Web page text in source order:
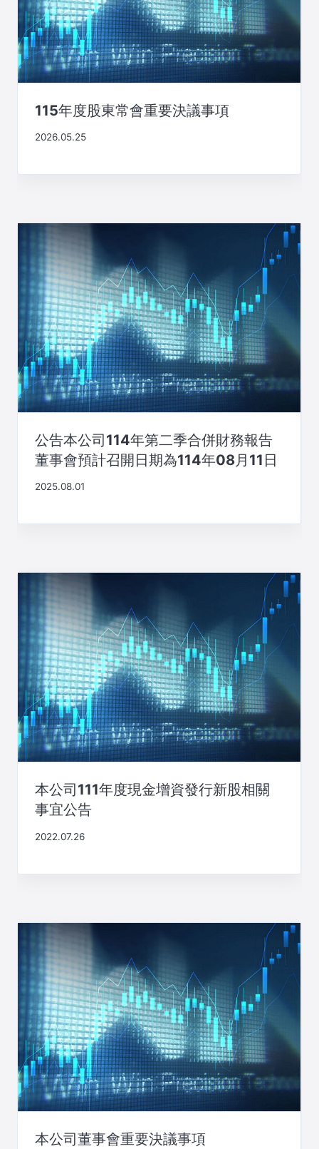
115年度股東常會重要決議事項
2026.05.25
公告本公司114年第二季合併財務報告
董事會預計召開日期為114年08月11日
2025.08.01
本公司111年度現金增資發行新股相關
事宜公告
2022.07.26
本公司董事會重要決議事項